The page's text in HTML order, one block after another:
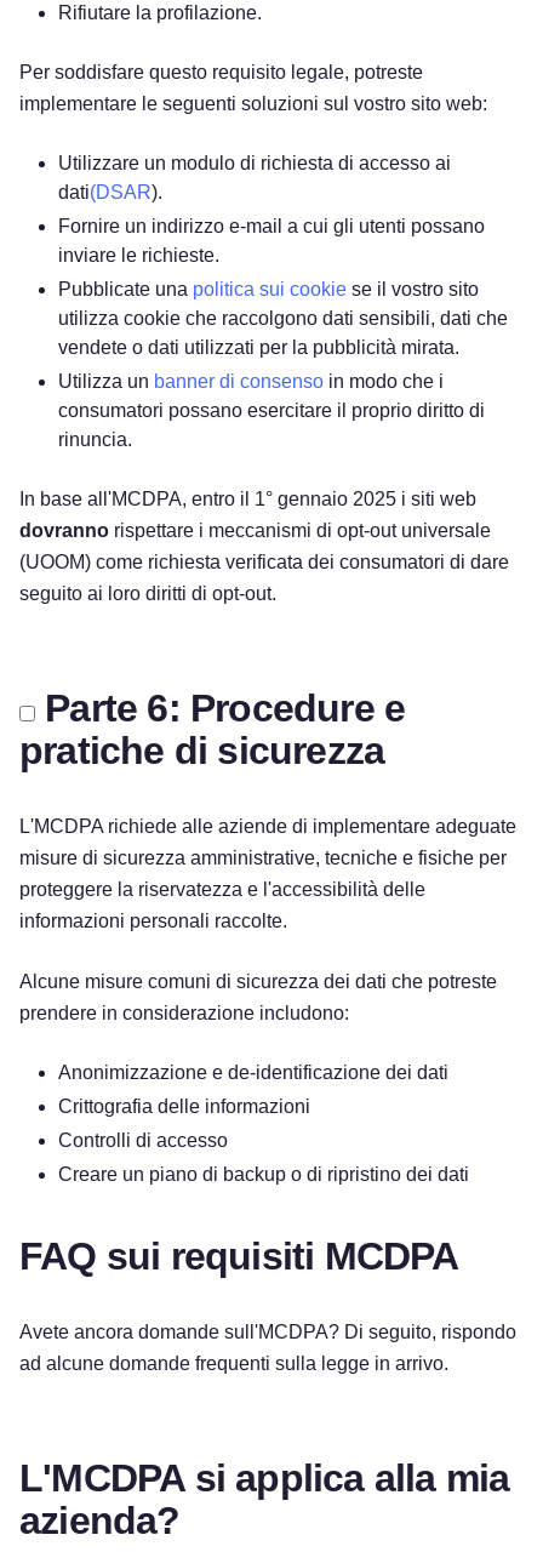
Rifiutare la profilazione.
Per soddisfare questo requisito legale, potreste
implementare le seguenti soluzioni sul vostro sito web:
Utilizzare un modulo di richiesta di accesso ai
dati(DSAR).
Fornire un indirizzo e-mail a cui gli utenti possano
inviare le richieste.
Pubblicate una politica sui cookie se il vostro sito
utilizza cookie che raccolgono dati sensibili, dati che
vendete o dati utilizzati per la pubblicità mirata.
Utilizza un banner di consenso in modo che i
consumatori possano esercitare il proprio diritto di
rinuncia.
In base all'MCDPA, entro il 1° gennaio 2025 i siti web
dovranno rispettare i meccanismi di opt-out universale
(UOOM) come richiesta verificata dei consumatori di dare
seguito ai loro diritti di opt-out.
Parte 6: Procedure e
pratiche di sicurezza
L'MCDPA richiede alle aziende di implementare adeguate
misure di sicurezza amministrative, tecniche e fisiche per
proteggere la riservatezza e l'accessibilità delle
informazioni personali raccolte.
Alcune misure comuni di sicurezza dei dati che potreste
prendere in considerazione includono:
Anonimizzazione e de-identificazione dei dati
Crittografia delle informazioni
Controlli di accesso
Creare un piano di backup o di ripristino dei dati
FAQ sui requisiti MCDPA
Avete ancora domande sull'MCDPA? Di seguito, rispondo
ad alcune domande frequenti sulla legge in arrivo.
L'MCDPA si applica alla mia
azienda?